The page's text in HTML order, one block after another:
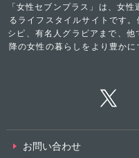
「女性セブンプラス」は、女
るライフスタイルサイトです
シピ、有名人グラビアまで、
降の女性の暮らしをより豊か
お問い合わせ